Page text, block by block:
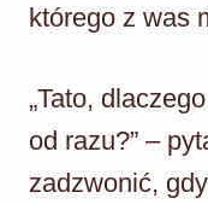
którego z was
„Tato,
od razu?” –
zadzwonić,